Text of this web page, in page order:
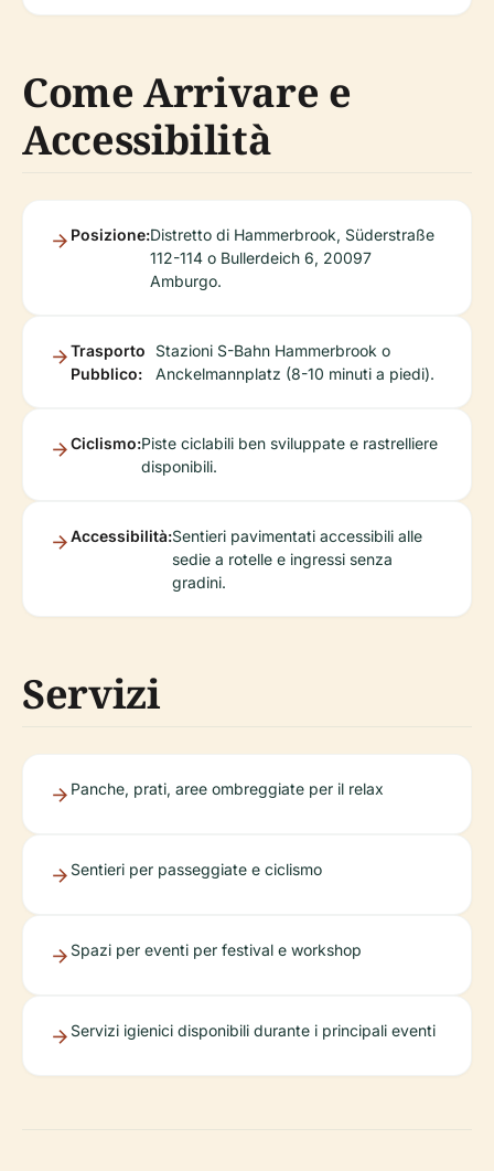
Come Arrivare e
Accessibilità
Posizione:Distretto di Hammerbrook, Süderstraße
112-114 o Bullerdeich 6, 20097
Amburgo.
Trasporto
Pubblico:
Stazioni S-Bahn Hammerbrook o
Anckelmannplatz (8-10 minuti a piedi).
Ciclismo:Piste ciclabili ben sviluppate e rastrelliere
disponibili.
Accessibilità:Sentieri pavimentati accessibili alle
sedie a rotelle e ingressi senza
gradini.
Servizi
Panche, prati, aree ombreggiate per il relax
Sentieri per passeggiate e ciclismo
Spazi per eventi per festival e workshop
Servizi igienici disponibili durante i principali eventi